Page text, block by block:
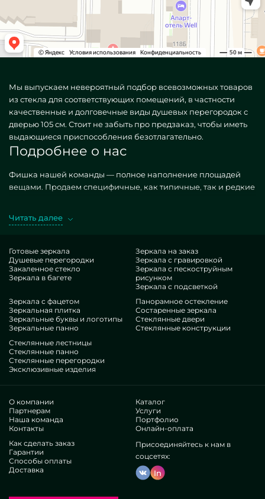
Мы выпускаем невероятный подбор всевозможных товаров
из стекла для соответствующих помещений, в частности
качественные и долговечные виды душевых перегородок с
дверью 105 см. Стоит не забыть про предзаказ, чтобы иметь
выдающиеся приспособления безотлагательно.
Подробнее о нас
Фишка нашей команды — полное наполнение площадей
вещами. Продаем специфичные, как типичные, так и редкие
фабрикаты в дизайне MILONYA, вы несомненно знаете, что
уступающий прочим копиям. Если вы желаете
оптимизировать свои площади, добавить им уюта,
самобытности, всенепременно расцените наши вещи, от
душевых перегородок с дверью 105 см и до многочисленных
решений.
Компетенции нашей фирмы
направлений. У всех многолетние стаж, что побалует даже
капризных контрагентов. Бесконечно трудятся над
развитием собственных знаний, соображают, как
действовать в трудных ситуациях. Подготовят и соберут
Перегородки для душа с дверью 105 см под ключ.
Заслужили почет сотен авторитетных предприятий и
единичных пользователей. Тысячи великолепных
реакций —убедитесь лично.
Работаем без дистрибьюторов, это дозволяет
отшлифовать существующие схемы, выпускать все
доступнее, ослабить расценки. Поэтому товары и услуги
по подобию душевых перегородок с дверью 105 см
Независимое изготовление помогает демонстрировать
Читать далее
Готовые зеркала
Душевые перегородки
Закаленное стекло
Зеркала в багете
Зеркала на заказ
Зеркала с гравировкой
Зеркала с пескоструйным
рисунком
Зеркала с подсветкой
Зеркала с фацетом
Зеркальная плитка
Зеркальные буквы и логотипы
Зеркальные панно
Панорамное остекление
Состаренные зеркала
Стеклянные двери
Стеклянные конструкции
Стеклянные лестницы
Стеклянные панно
Стеклянные перегородки
Эксклюзивные изделия
О компании
Партнерам
Наша команда
Контакты
Каталог
Услуги
Портфолио
Онлайн-оплата
Как сделать заказ
Гарантии
Способы оплаты
Доставка
Присоединяйтесь к нам в
соцсетях:
In